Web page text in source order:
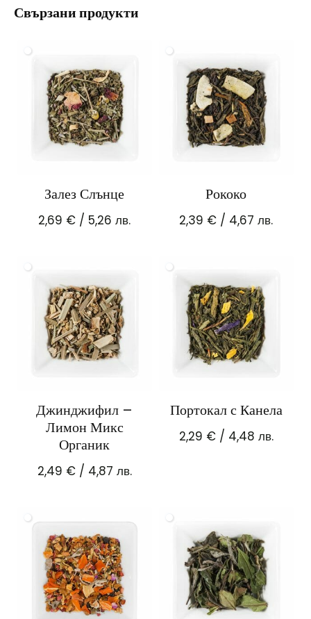
Свързани продукти
Залез Слънце
2,69 € / 5,26 лв.
Рококо
2,39 € / 4,67 лв.
Джинджифил –
Лимон Микс
Органик
2,49 €/ 4,87 лв.
Портокал с Канела
2,29 €/ 4,48 лв.